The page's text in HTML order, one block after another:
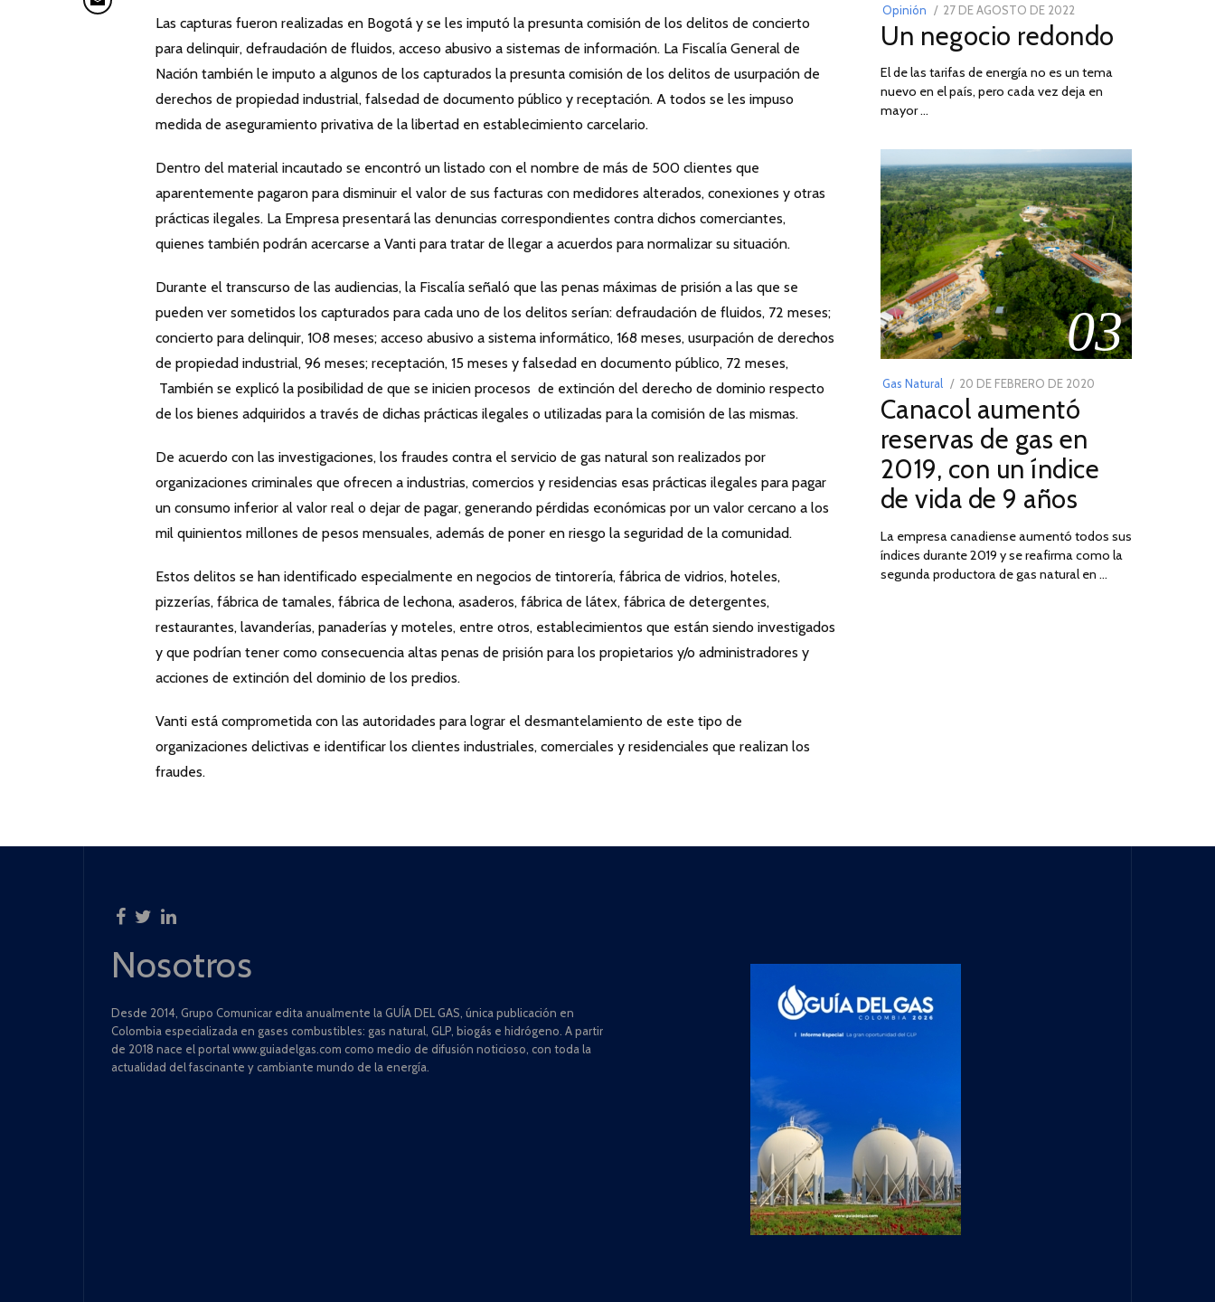
Las capturas fueron realizadas en Bogotá y se les imputó la presunta comisión de los delitos de concierto
para delinquir, defraudación de fluidos, acceso abusivo a sistemas de información. La Fiscalía General de
Nación también le imputo a algunos de los capturados la presunta comisión de los delitos de usurpación de
derechos de propiedad industrial, falsedad de documento público y receptación. A todos se les impuso
medida de aseguramiento privativa de la libertad en establecimiento carcelario.
Dentro del material incautado se encontró un listado con el nombre de más de 500 clientes que
aparentemente pagaron para disminuir el valor de sus facturas con medidores alterados, conexiones y otras
prácticas ilegales. La Empresa presentará las denuncias correspondientes contra dichos comerciantes,
quienes también podrán acercarse a Vanti para tratar de llegar a acuerdos para normalizar su situación.
Durante el transcurso de las audiencias, la Fiscalía señaló que las penas máximas de prisión a las que se
pueden ver sometidos los capturados para cada uno de los delitos serían: defraudación de fluidos, 72 meses;
concierto para delinquir, 108 meses; acceso abusivo a sistema informático, 168 meses, usurpación de derechos
de propiedad industrial, 96 meses; receptación, 15 meses y falsedad en documento público, 72 meses,
También se explicó la posibilidad de que se inicien procesos de extinción del derecho de dominio respecto
de los bienes adquiridos a través de dichas prácticas ilegales o utilizadas para la comisión de las mismas.
De acuerdo con las investigaciones, los fraudes contra el servicio de gas natural son realizados por
organizaciones criminales que ofrecen a industrias, comercios y residencias esas prácticas ilegales para pagar
un consumo inferior al valor real o dejar de pagar, generando pérdidas económicas por un valor cercano a los
mil quinientos millones de pesos mensuales, además de poner en riesgo la seguridad de la comunidad.
Estos delitos se han identificado especialmente en negocios de tintorería, fábrica de vidrios, hoteles,
pizzerías, fábrica de tamales, fábrica de lechona, asaderos, fábrica de látex, fábrica de detergentes,
restaurantes, lavanderías, panaderías y moteles, entre otros, establecimientos que están siendo investigados
y que podrían tener como consecuencia altas penas de prisión para los propietarios y/o administradores y
acciones de extinción del dominio de los predios.
Vanti está comprometida con las autoridades para lograr el desmantelamiento de este tipo de
organizaciones delictivas e identificar los clientes industriales, comerciales y residenciales que realizan los
fraudes.
Opinión
POSTED
ON
27 DE AGOSTO DE 2022
DE
DE
2022
Un negocio redondo
El de las tarifas de energía no es un tema
nuevo en el país, pero cada vez deja en
mayor …
03
Gas Natural
POSTED
ON
20 DE FEBRERO DE 2020
2025
Canacol aumentó
reservas de gas en
2019, con un índice
de vida de 9 años
La empresa canadiense aumentó todos sus
índices durante 2019 y se reafirma como la
segunda productora de gas natural en …
Nosotros
Desde 2014, Grupo Comunicar edita anualmente la GUÍA DEL GAS, única publicación en
Colombia especializada en gases combustibles: gas natural, GLP, biogás e hidrógeno. A partir
de 2018 nace el portal www.guiadelgas.com como medio de difusión noticioso, con toda la
actualidad del fascinante y cambiante mundo de la energía.